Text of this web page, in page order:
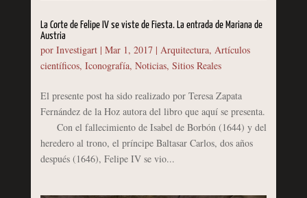
La Corte de Felipe IV se viste de Fiesta. La entrada de Mariana de
Austria
por Investigart| Mar 1, 2017| Arquitectura, Artículos
científicos, Iconografía, Noticias, Sitios Reales
El presente post ha sido realizado por Teresa Zapata
Fernández de la Hoz autora del libro que aquí se presenta.
Con el fallecimiento de Isabel de Borbón (1644) y del
heredero al trono, el príncipe Baltasar Carlos, dos años
después (1646), Felipe IV se vio...